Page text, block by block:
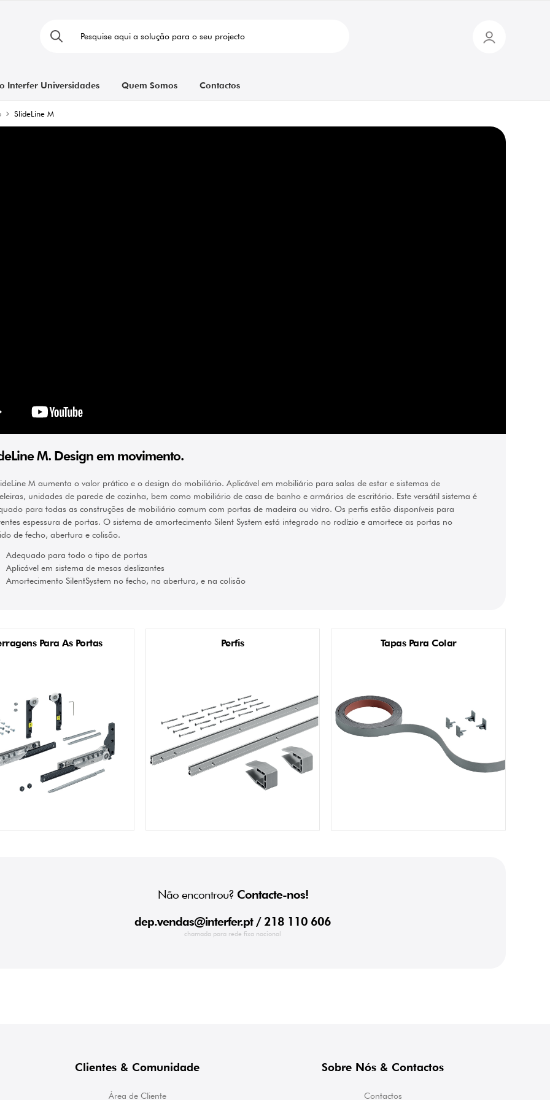
Interfer Universidades Quem Somos Contactos
SlideLine M
M. Design em movimento.
M aumenta o valor prático e o design do mobiliário. Aplicável em mobiliário para salas de estar e sistemas de
unidades de parede de cozinha, bem como mobiliário de casa de banho e armários de escritório. Este versátil sistema é
para todas as construções de mobiliário comum com portas de madeira ou vidro. Os perfis estão disponíveis para
espessura de portas. O sistema de amortecimento Silent System está integrado no rodízio e amortece as portas no
de fecho, abertura e colisão.
Adequado para todo o tipo de portas
Aplicável em sistema de mesas deslizantes
Amortecimento SilentSystem no fecho, na abertura, e na colisão
Para As Portas Perfis Tapas Para Colar
Não encontrou? Contacte-nos!
dep.vendas@interfer.pt/ 218 110 606
chamada para rede fixa nacional
Clientes & Comunidade
Área de Cliente
Sobre Nós & Contactos
Contactos